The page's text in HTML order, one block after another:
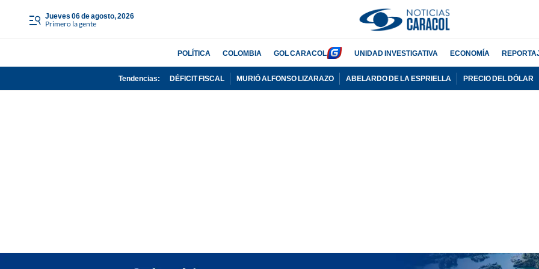
jueves 06 de agosto, 2026
Primero la gente
POLÍTICA COLOMBIA GOL CARACOL UNIDAD INVESTIGATIVA ECONOMÍA
Tendencias: DÉFICIT FISCAL MURIÓ ALFONSO LIZARAZO ABELARDO DE LA ESPRIELLA PRECIO DEL DÓLAR